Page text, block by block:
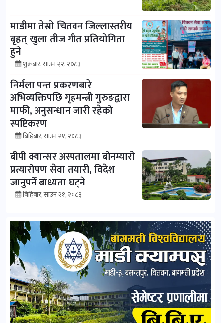
माडीमा तेस्रो चितवन जिल्लास्तरीय
बृहत् खुला तीज गीत प्रतियोगिता
हुने
शुक्रबार, साउन २२, २०८३
निर्मला पन्त प्रकरणबारे
अभिव्यक्तिपछि गृहमन्त्री गुरुङद्वारा
माफी, अनुसन्धान जारी रहेको
स्पष्टिकरण
बिहिबार, साउन २१, २०८३
बीपी क्यान्सर अस्पतालमा बोनम्यारो
प्रत्यारोपण सेवा तयारी, विदेश
जानुपर्ने बाध्यता घट्ने
बिहिबार, साउन २१, २०८३